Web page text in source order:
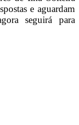
e aguardam
seguirá para